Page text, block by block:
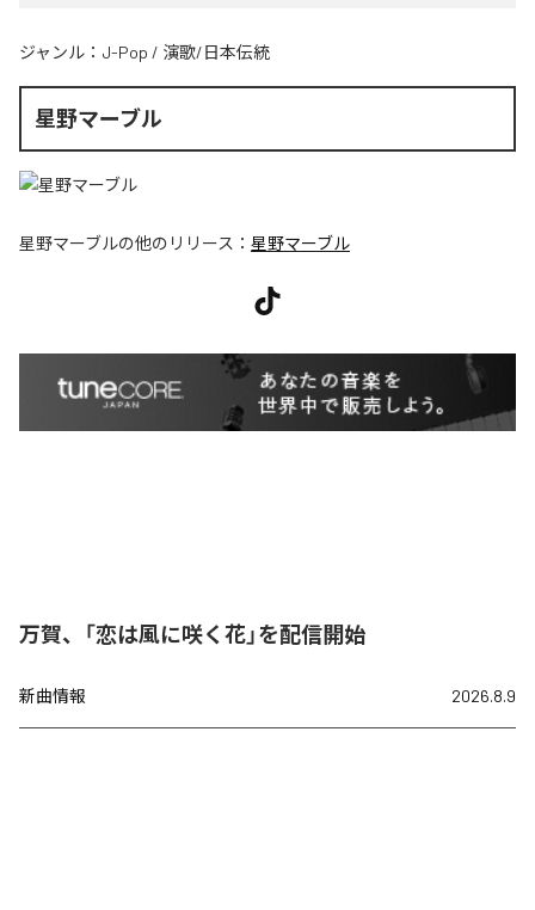
ジャンル： J-Pop / 演歌/日本伝統
星野マーブル
星野マーブルの他のリリース： 星野マーブル
万賀、「恋は風に咲く花」を配信開始
新曲情報 2026.8.9